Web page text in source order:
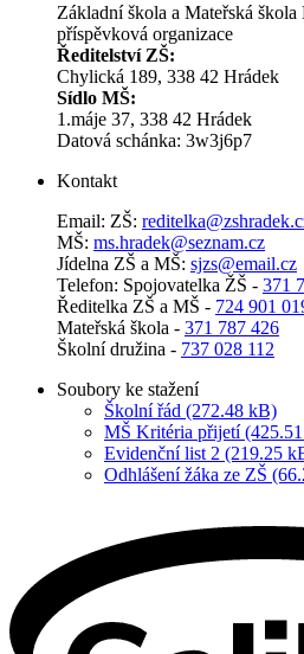
Základní škola a Mateřská
příspěvková organizace
Ředitelství ZŠ:
Chylická 189, 338 42 Hrádek
Sídlo MŠ:
1.máje 37, 338 42 Hrádek
Datová schánka: 3w3j6p7
Kontakt
Email: ZŠ:
MŠ: ms.hra­dek@se­znam.cz
Jí­del­na ZŠ a MŠ: sjzs@​email.​cz
Telefon: Spojovatelka ŽŠ - 371
Ředitelka ZŠ a MŠ - 724 901
Mateřská škola - 371 787 426
Školní družina - 737 028 112
Soubory ke stažení
Školní řád (272.48 kB)
MŠ Kritéria přijetí
Evidenční list 2 (219.25
Odhlášení žáka ze ZŠ